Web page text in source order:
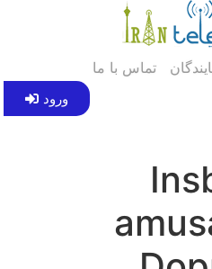
تماس با ما
ورود